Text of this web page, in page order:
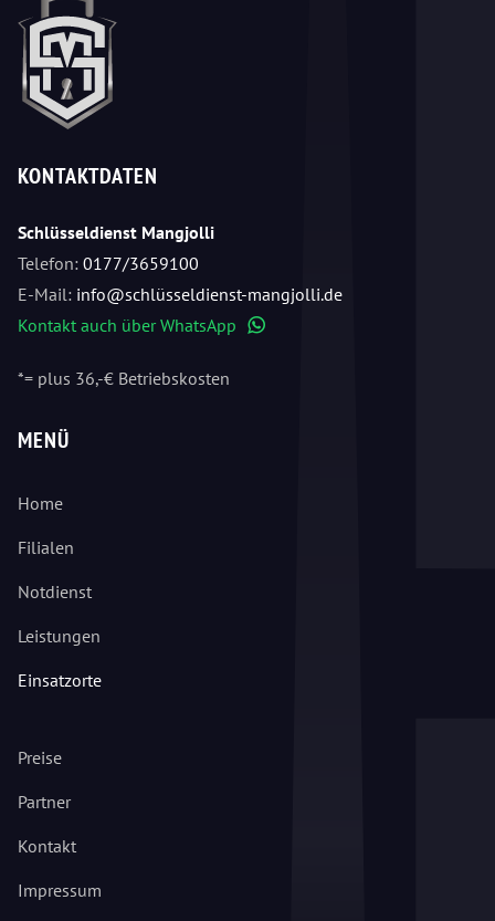
KONTAKTDATEN
Schlüsseldienst Mangjolli
Telefon: 0177/3659100
E-Mail: info@schlüsseldienst-mangjolli.de
Kontakt auch über WhatsApp
*= plus 36,-€ Betriebskosten
MENÜ
Home
Filialen
Notdienst
Leistungen
Einsatzorte
Preise
Partner
Kontakt
Impressum